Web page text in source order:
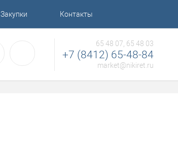
Закупки Контакты
65 48 07, 65 48 03
+7 (8412) 65-48-84
market@nikiret.ru